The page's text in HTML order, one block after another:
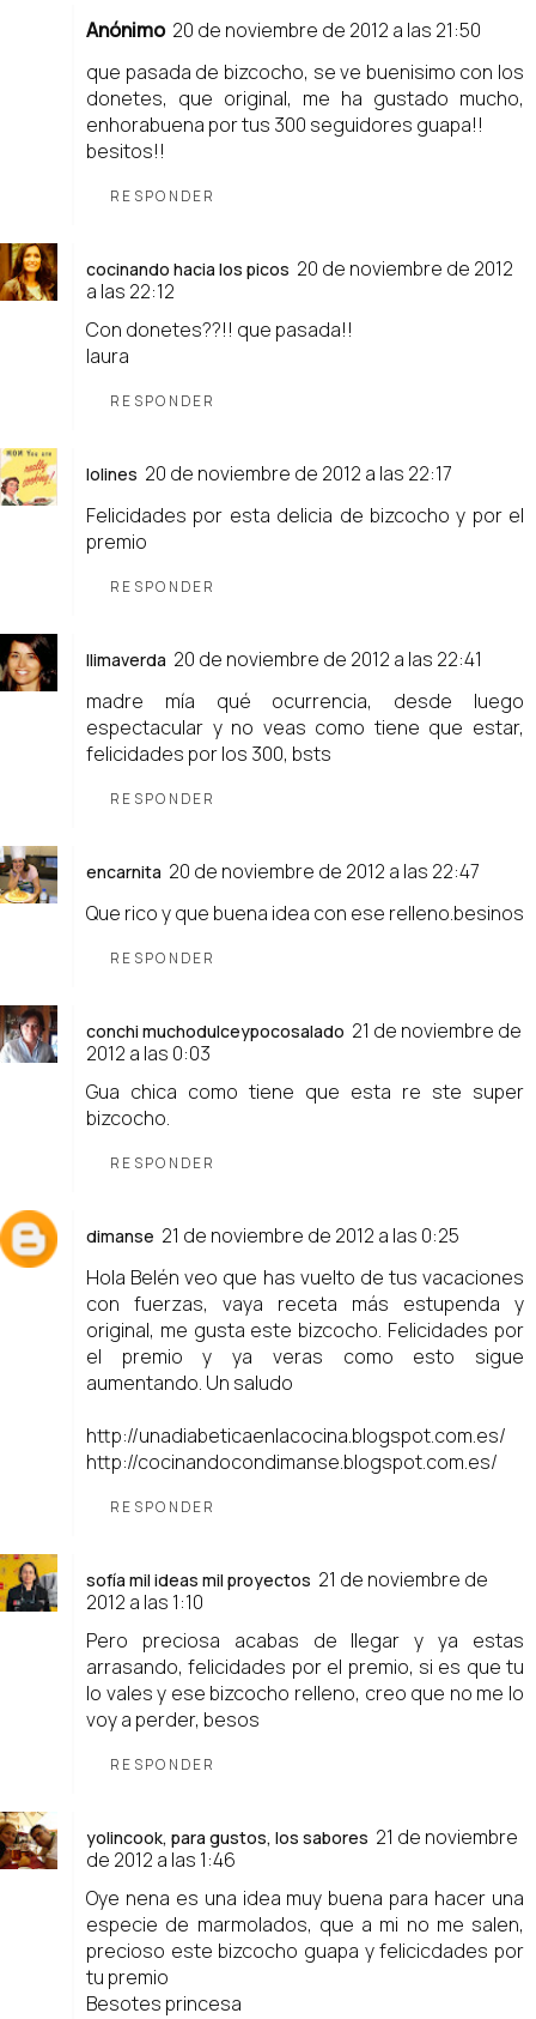
Anónimo 20 de noviembre de 2012 a las 21:50
que pasada de bizcocho, se ve buenisimo con los
donetes, que original, me ha gustado mucho,
enhorabuena por tus 300 seguidores guapa!!
besitos!!
RESPONDER
cocinando hacia los picos 20 de noviembre de 2012
a las 22:12
Con donetes??!! que pasada!!
laura
RESPONDER
lolines 20 de noviembre de 2012 a las 22:17
Felicidades por esta delicia de bizcocho y por el
premio
RESPONDER
llimaverda 20 de noviembre de 2012 a las 22:41
madre mía qué ocurrencia, desde luego
espectacular y no veas como tiene que estar,
felicidades por los 300, bsts
RESPONDER
encarnita 20 de noviembre de 2012 a las 22:47
Que rico y que buena idea con ese relleno.besinos
RESPONDER
conchi muchodulceypocosalado 21 de noviembre de
2012 a las 0:03
Gua chica como tiene que esta re ste super
bizcocho.
RESPONDER
dimanse 21 de noviembre de 2012 a las 0:25
Hola Belén veo que has vuelto de tus vacaciones
con fuerzas, vaya receta más estupenda y
original, me gusta este bizcocho. Felicidades por
el premio y ya veras como esto sigue
aumentando. Un saludo
http://unadiabeticaenlacocina.blogspot.com.es/
http://cocinandocondimanse.blogspot.com.es/
RESPONDER
sofía mil ideas mil proyectos 21 de noviembre de
2012 a las 1:10
Pero preciosa acabas de llegar y ya estas
arrasando, felicidades por el premio, si es que tu
lo vales y ese bizcocho relleno, creo que no me lo
voy a perder, besos
RESPONDER
yolincook, para gustos, los sabores 21 de noviembre
de 2012 a las 1:46
Oye nena es una idea muy buena para hacer una
especie de marmolados, que a mi no me salen,
precioso este bizcocho guapa y felicicdades por
tu premio
Besotes princesa